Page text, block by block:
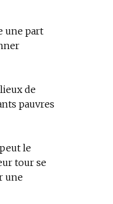
une part
de
pauvres
le
tour se
une